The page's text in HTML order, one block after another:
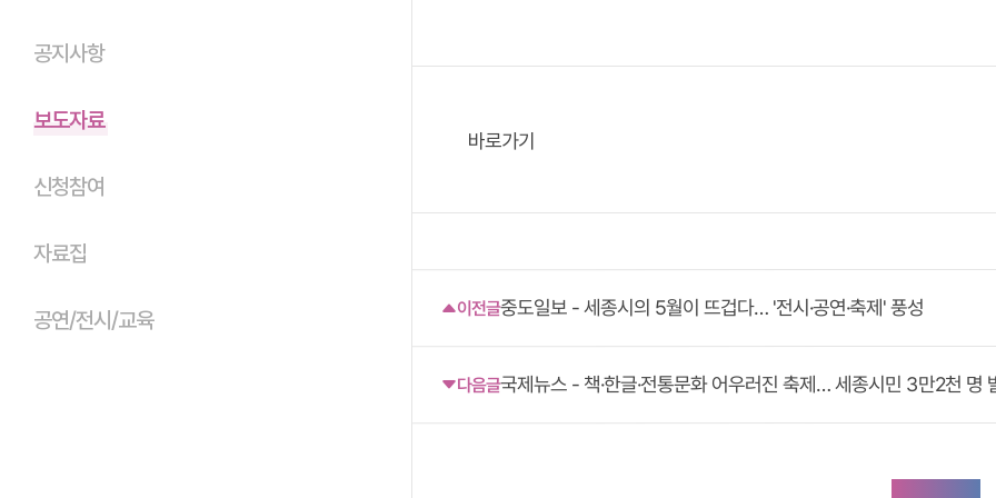
공지사항
보도자료
신청참여
자료집
공연/전시/교육
바로가기
이전글중도일보 - 세종시의 5월이 뜨겁다… '전시·공연·축제' 풍성
다음글국제뉴스 - 책·한글·전통문화 어우러진 축제… 세종시민 3만2천 명